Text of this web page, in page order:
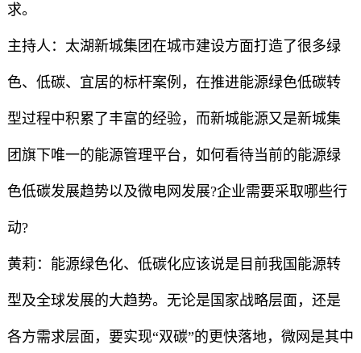
求。
主持人：太湖新城集团在城市建设方面打造了很多绿
色、低碳、宜居的标杆案例，在推进能源绿色低碳转
型过程中积累了丰富的经验，而新城能源又是新城集
团旗下唯一的能源管理平台，如何看待当前的能源绿
色低碳发展趋势以及微电网发展?企业需要采取哪些行
动?
黄莉：能源绿色化、低碳化应该说是目前我国能源转
型及全球发展的大趋势。无论是国家战略层面，还是
各方需求层面，要实现“双碳”的更快落地，微网是其中